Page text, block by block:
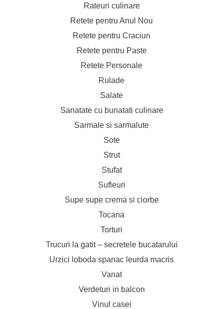
Rateuri culinare
Retete pentru Anul Nou
Retete pentru Craciun
Retete pentru Paste
Retete Personale
Rulade
Salate
Sanatate cu bunatati culinare
Sarmale si sarmalute
Sote
Strut
Stufat
Sufleuri
Supe supe crema si ciorbe
Tocana
Torturi
Trucuri la gatit – secretele bucatarului
Urzici loboda spanac leurda macris
Vanat
Verdeturi in balcon
Vinul casei